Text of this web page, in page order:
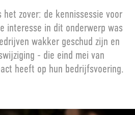
het zover: de kennissessie voor
interesse in dit onderwerp was
wakker geschud zijn en
- die eind mei van
heeft op hun bedrijfsvoering.